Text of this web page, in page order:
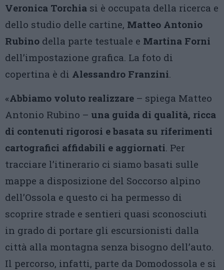
Veronica Torchia si è occupata della ricerca e
dello studio delle cartine, Matteo Antonio
Rubino della parte testuale e Martina Forni
dell’impostazione grafica. La foto di
copertina è di Alessandro Franzini.
«Abbiamo voluto realizzare – spiega Matteo
Antonio Rubino – una guida di qualità, ricca
di contenuti rigorosi e basata su riferimenti
cartografici affidabili e aggiornati. Per
tracciare l’itinerario ci siamo basati sulle
mappe a disposizione del Soccorso alpino
dell’Ossola e questo ci ha permesso di
scoprire strade e sentieri quasi sconosciuti
in grado di portare gli escursionisti dalla
città alla montagna senza bisogno dell’auto.
Il percorso, infatti, parte da Domodossola e si